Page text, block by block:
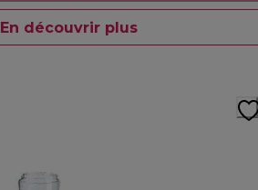
En découvrir plus